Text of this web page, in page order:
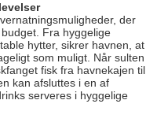
der
Fra hyggelige
hytter, sikrer havnen, at
som muligt. Når sulten
fisk fra havnekajen til
kan afsluttes i en af
serveres i hyggelige